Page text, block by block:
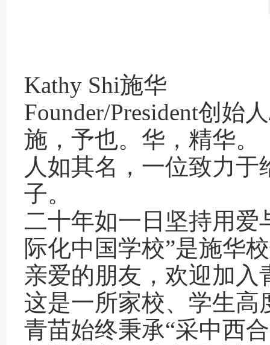
Kathy Shi施华
Founder/President创始
施，予也。华，精华。
人如其名，一位致力
子。
二十年如一日坚持用爱
际化中国学校”是施华
亲爱的朋友，欢迎加入
这是一所家校、学生
青苗始终秉承“采中西